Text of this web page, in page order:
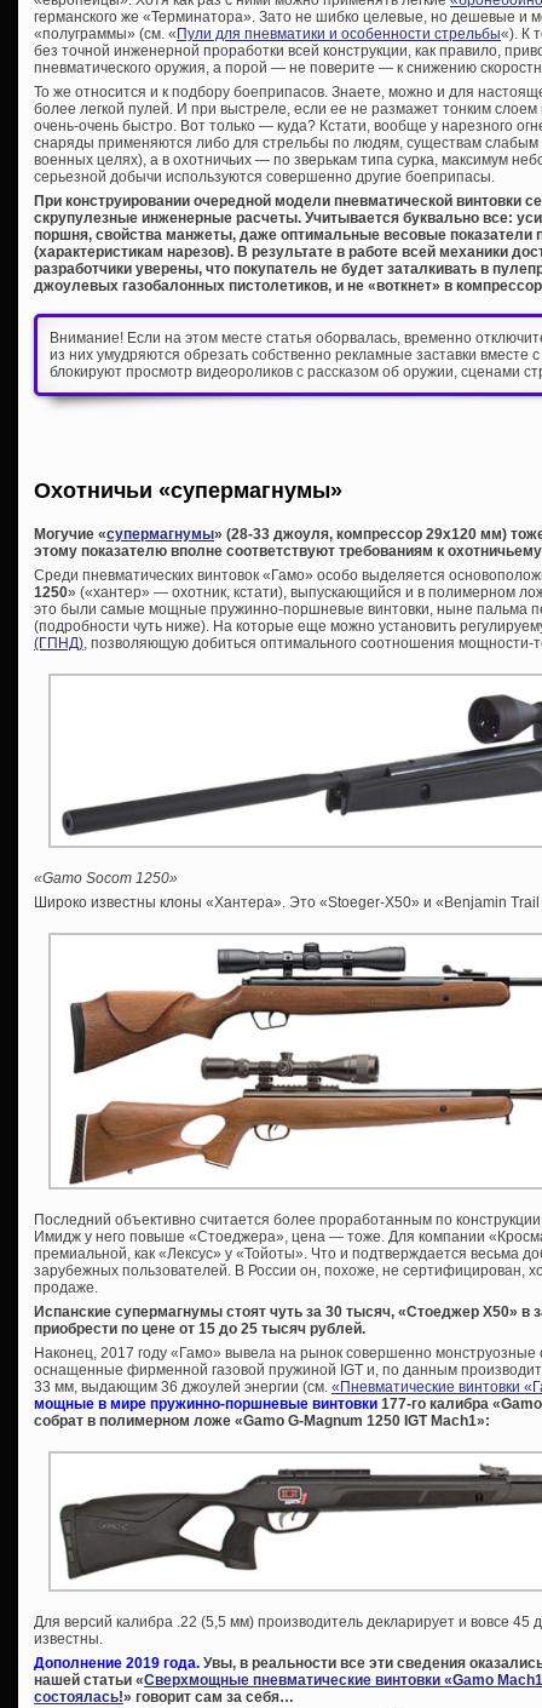
германского же «Терминатора». Зато не шибко целевые, но дешевые и
«полуграммы» (см. « Пули для пневматики и особенности стрельбы«). К
без точной инженерной проработки всей конструкции, как правило,
пневматического оружия, а порой — не поверите — к снижению
То же относится и к подбору боеприпасов. Знаете, можно и для
более легкой пулей. И при выстреле, если ее не размажет тонким
очень-очень быстро. Вот только — куда? Кстати, вообще у нарезного
снаряды применяются либо для стрельбы по людям, существам слабым
военных целях), а в охотничьих — по зверькам типа сурка, максимум
серьезной добычи используются совершенно другие боеприпасы.
При конструировании очередной модели пневматической винтовки
скрупулезные инженерные расчеты. Учитывается буквально все:
поршня, свойства манжеты, даже оптимальные весовые показатели
(характеристикам нарезов). В результате в работе всей механики
разработчики уверены, что покупатель не будет заталкивать в
джоулевых газобалонных пистолетиков, и не «воткнет» в
Внимание! Если на этом месте статья оборвалась, временно
из них умудряются обрезать собственно рекламные заставки вместе
блокируют просмотр видеороликов с рассказом об оружии, сценами
Охотничьи «супермагнумы»
Могучие «супермагнумы» (28-33 джоуля, компрессор 29х120 мм)
этому показателю вполне соответствуют требованиям к
Среди пневматических винтовок «Гамо» особо выделяется
1250» («хантер» — охотник, кстати), выпускающийся и в полимерном
это были самые мощные пружинно-поршневые винтовки, ныне пальма
(подробности чуть ниже). На которые еще можно установить
(ГПНД), позволяющую добиться оптимального соотношения мощности-
«Gamo Socom 1250»
Широко известны клоны «Хантера». Это «Stoeger-X50» и «Benjamin
Последний объективно считается более проработанным по
Имидж у него повыше «Стоеджера», цена — тоже. Для компании
премиальной, как «Лексус» у «Тойоты». Что и подтверждается весьма
зарубежных пользователей. В России он, похоже, не сертифицирован,
продаже.
Испанские супермагнумы стоят чуть за 30 тысяч, «Стоеджер Х50»
приобрести по цене от 15 до 25 тысяч рублей.
Наконец, 2017 году «Гамо» вывела на рынок совершенно
оснащенные фирменной газовой пружиной IGT и, по данным
33 мм, выдающим 36 джоулей энергии (см. «Пневматические винтовки
мощные в мире пружинно-поршневые винтовки 177-го калибра
собрат в полимерном ложе «Gamo G-Magnum 1250 IGT Mach1»:
Для версий калибра .22 (5,5 мм) производитель декларирует и вовсе 45
известны.
Дополнение 2019 года. Увы, в реальности все эти сведения
нашей статьи «Сверхмощные пневматические винтовки «Gamo
состоялась!» говорит сам за себя…